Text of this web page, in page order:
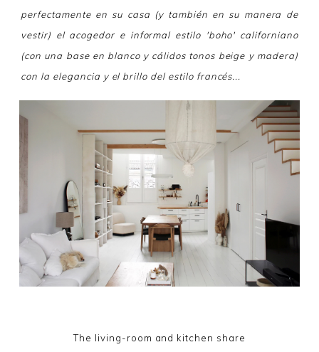
perfectamente en su casa (y también en su manera de
vestir) el acogedor e informal estilo 'boho' californiano
(con una base en blanco y cálidos tonos beige y madera)
con la elegancia y el brillo del estilo francés...
The living-room and kitchen share